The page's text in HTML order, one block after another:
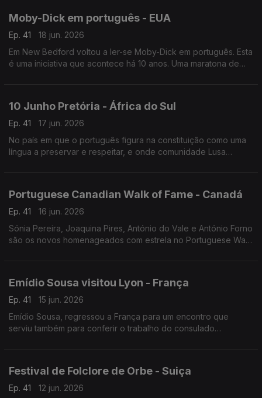
Moby-Dick em português - EUA
Ep. 41
18 jun. 2026
Em New Bedford voltou a ler-se Moby-Dick em português. Esta
é uma iniciativa que acontece há 10 anos. Uma maratona de
10 Junho Pretória - África do Sul
Ep. 41
17 jun. 2026
No país em que o português figura na constituição como uma
língua a preservar e respeitar, e onde comunidade Lusa
Portuguese Canadian Walk of Fame - Canadá
Ep. 41
16 jun. 2026
Sónia Pereira, Joaquina Pires, António do Vale e António Forno
são os novos homenageados com estrela no Portuguese Walk
Emídio Sousa visitou Lyon - França
Ep. 41
15 jun. 2026
Emídio Sousa, regressou a França para um encontro que
serviu também para conferir o trabalho do consulado
Festival de Folclore de Orbe - Suiça
Ep. 41
12 jun. 2026